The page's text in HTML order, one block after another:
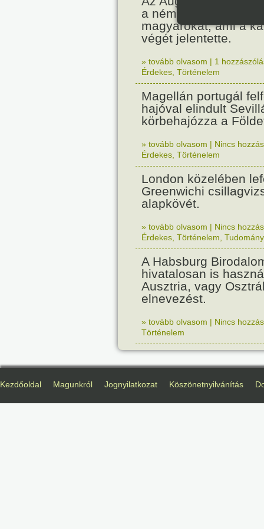
a német hadsereg
magyarokat, ami a
végét jelentette.
» tovább olvasom | 1
Érdekes Történelem
Magellán portugál
hajóval elindult
körbehajózza a
» tovább olvasom | Nincs
Érdekes Történelem
London közelében
Greenwichi
alapkövét.
» tovább olvasom | Nincs
Érdekes Történelem Tudomány
A Habsburg
hivatalosan is
Ausztria, vagy
elnevezést.
» tovább olvasom | Nincs
Történelem
Kezdőoldal Magunkról Jognyilatkozat Köszönetnyilvánítás